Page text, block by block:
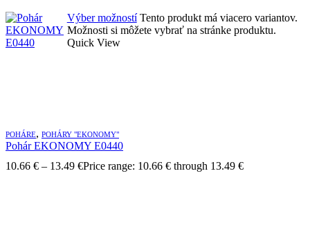
Výber možností Tento produkt má viacero variantov.
Možnosti si môžete vybrať na stránke produktu.
Quick View
POHÁRE, POHÁRY "EKONOMY"
Pohár EKONOMY E0440
10.66 € – 13.49 €Price range: 10.66 € through 13.49 €